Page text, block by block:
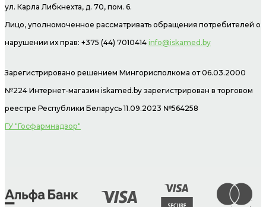
ул. Карла Либкнехта, д. 70, пом. 6.
Лицо, уполномоченное рассматривать обращения потребителей о
нарушении их прав: +375 (44) 7010414 info@iskamed.by
Зарегистрировано решением Мингорисполкома от 06.03.2000
№224 Интернет-магазин iskamed.by зарегистрирован в торговом
реестре Республики Беларусь 11.09.2023 №564258
ГУ "Госфармнадзор"